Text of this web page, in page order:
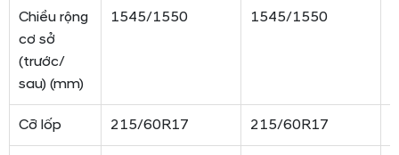
Chiều rộng
cơ sở
(trước/
sau) (mm)
1545/1550 1545/1550
Cỡ lốp 215/60R17 215/60R17